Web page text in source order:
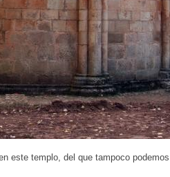
este templo, del que tampoco